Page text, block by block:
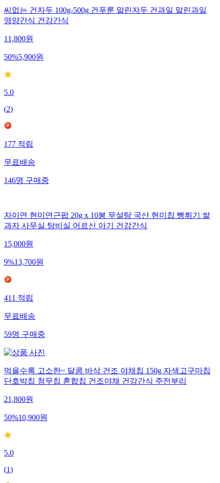
씨없는 건자두 100g-500g 건푸룬 말린자두 건과일 말린과일
영양간식 건강간식
11,800원
50%5,900원
5.0
(2)
177적립
무료배송
146명구매중
자이연 현미연근팝 20g x 10봉 무설탕 국산 현미칩 뻥튀기 쌀
과자 사무실 탕비실 어르신 아기 건강간식
15,000원
9%13,700원
411적립
무료배송
59명구매중
먹을수록 고소한~ 달콤 바삭 건조 야채칩 150g 자색고구마칩
단호박칩 청무칩 혼합칩 건조야채 건강간식 주전부리
21,800원
50%10,900원
5.0
(1)